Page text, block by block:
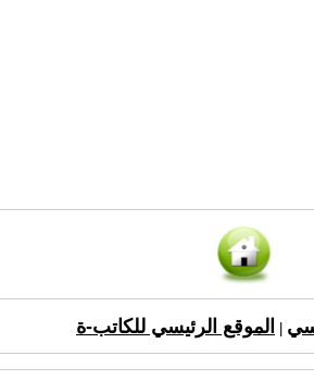
الموقع الرئيسي للكاتب-ة